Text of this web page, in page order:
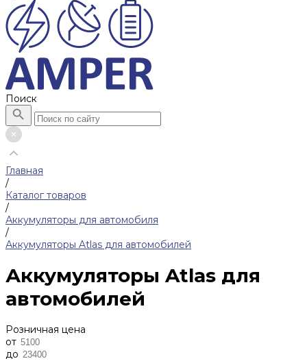
Поиск
Главная
/
Каталог товаров
/
Аккумуляторы для автомобиля
/
Аккумуляторы Atlas для автомобилей
Аккумуляторы Atlas для
автомобилей
Розничная цена
от
до